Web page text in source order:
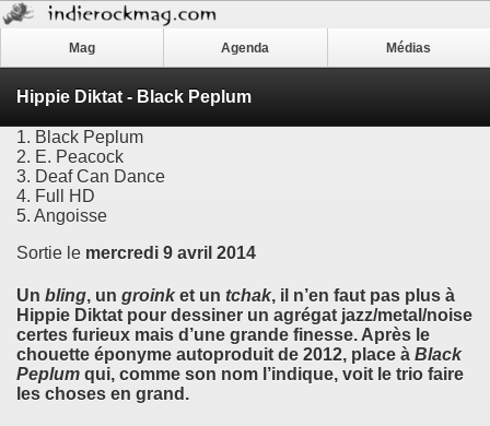
Mag Agenda Médias
Hippie Diktat - Black Peplum
1. Black Peplum
2. E. Peacock
3. Deaf Can Dance
4. Full HD
5. Angoisse
Sortie le mercredi 9 avril 2014
Un bling, un groinket un tchak, il n’en faut pas plus à
Hippie Diktat pour dessiner un agrégat jazz/metal/noise
certes furieux mais d’une grande finesse. Après le
chouette éponyme autoproduit de 2012, place à Black
Peplum qui, comme son nom l’indique, voit le trio faire
les choses en grand.